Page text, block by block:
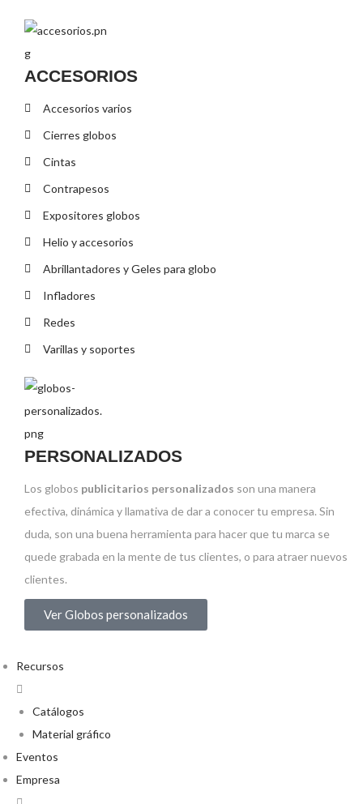
ACCESORIOS
Accesorios varios
Cierres globos
Cintas
Contrapesos
Expositores globos
Helio y accesorios
Abrillantadores y Geles para globo
Infladores
Redes
Varillas y soportes
PERSONALIZADOS
Los globos publicitarios personalizados son una manera
efectiva, dinámica y llamativa de dar a conocer tu empresa. Sin
duda, son una buena herramienta para hacer que tu marca se
quede grabada en la mente de tus clientes, o para atraer nuevos
clientes.
Ver Globos personalizados
Recursos
Catálogos
Material gráfico
Eventos
Empresa